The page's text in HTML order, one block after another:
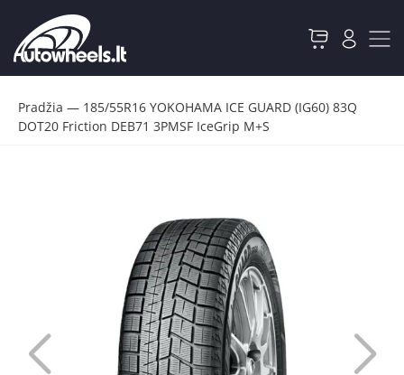
Pradžia — 185/55R16 YOKOHAMA ICE GUARD (IG60) 83Q
DOT20 Friction DEB71 3PMSF IceGrip M+S